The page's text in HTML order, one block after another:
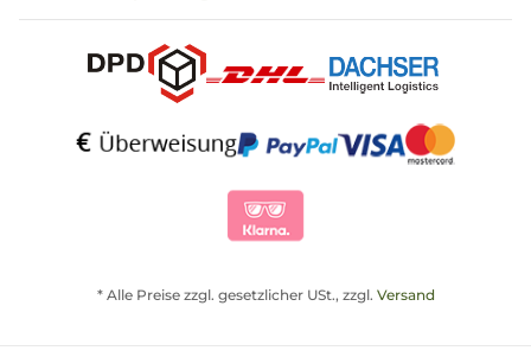
* Alle Preise zzgl. gesetzlicher USt., zzgl. Versand